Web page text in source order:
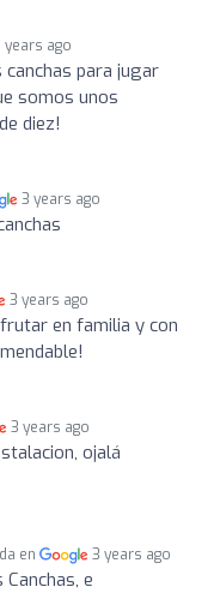
years ago
canchas para jugar
somos unos
diez!
3 years ago
3 years ago
en familia y con
3 years ago
ojalá
en 3 years ago
Canchas, e